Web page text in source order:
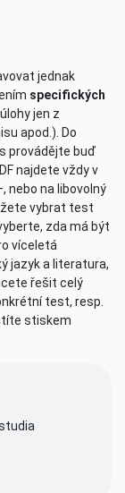
jednak
specifických
jen z
apod.). Do
provádějte buď
najdete vždy v
nebo na libovolný
vybrat test
zda má být
víceletá
jazyk a literatura,
řešit celý
test, resp.
stiskem